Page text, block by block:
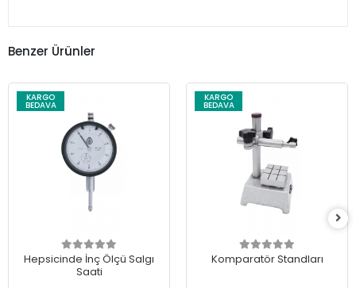
Benzer Ürünler
KARGO
BEDAVA
Hepsicinde İnç Ölçü Salgı
Saati
KARGO
BEDAVA
Komparatör Standları